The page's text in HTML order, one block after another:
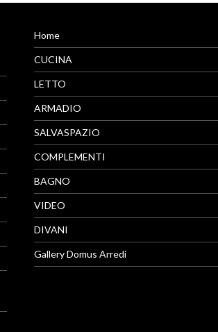
Home
CUCINA
LETTO
ARMADIO
SALVASPAZIO
COMPLEMENTI
BAGNO
VIDEO
DIVANI
Gallery Domus Arredi